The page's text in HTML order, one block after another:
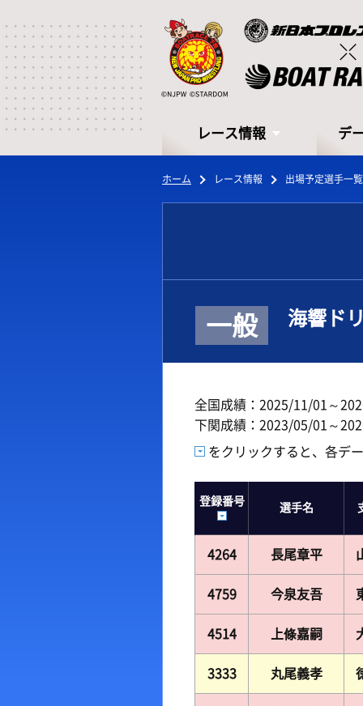
レース情報
レース情報
レース展望
レース一覧
レース結果一覧
デ
デ
出
水面
潮見
ホーム レース情報 出場予定選手一覧
一般 海響ド
全国成績：2025/11/01～
下関成績：2023/05/01～
をクリックすると、各デ
登録番号
選手名
4264 長尾章平
4759 今泉友吾
4514 上條嘉嗣
3333 丸尾義孝